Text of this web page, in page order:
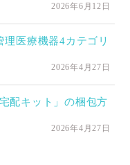
2026年6月12日
医療機器4カテゴリ
2026年4月27日
配キット」の梱包方
2026年4月27日